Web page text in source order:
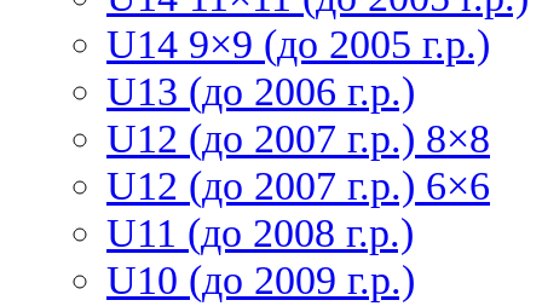
U14 9×9 (до 2005 г.р.)
U13 (до 2006 г.р.)
U12 (до 2007 г.р.) 8×8
U12 (до 2007 г.р.) 6×6
U11 (до 2008 г.р.)
U10 (до 2009 г.р.)